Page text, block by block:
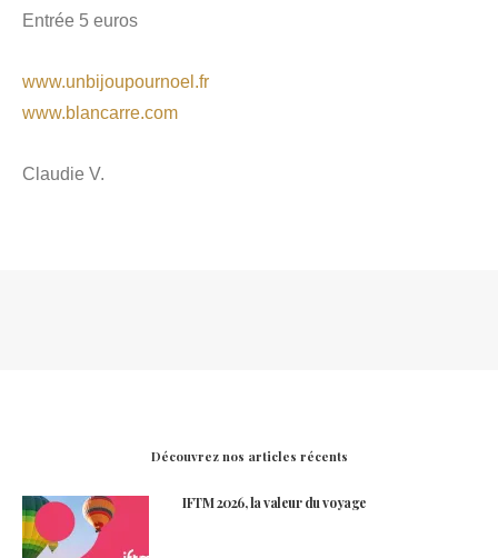
Entrée 5 euros
www.unbijoupournoel.fr
www.blancarre.com
Claudie V.
Découvrez nos articles récents
IFTM 2026, la valeur du voyage